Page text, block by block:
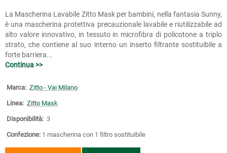
La Mascherina Lavabile Zitto Mask per bambini, nella fantasia Sunny,
è una mascherina protettiva precauzionale lavabile e riutilizzabile ad
alto valore innovativo, in tessuto in microfibra di policotone a triplo
strato, che contiene al suo interno un inserto filtrante sostituibile a
forte barriera...
Continua >>
Marca: Zitto - Vai Milano
Linea: Zitto Mask
Disponibilità: 3
Confezione: 1 mascherina con 1 filtro sostituibile